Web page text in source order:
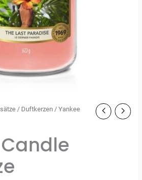
/ Duftkerzen / Yankee